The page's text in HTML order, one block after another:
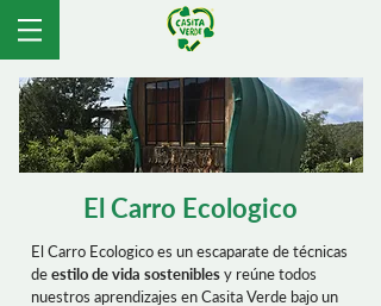
El Carro Ecologico
El Carro Ecologico es un escaparate de técnicas
deestilo de vida sosteniblesy reúne todos
nuestros aprendizajes en Casita Verde bajo un